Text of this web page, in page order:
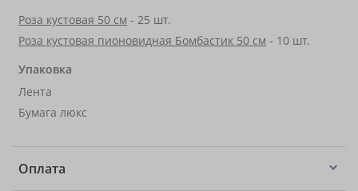
Роза кустовая 50 см - 25 шт.
Роза кустовая пионовидная Бомбастик 50 см - 10 шт.
Упаковка
Лента
Бумага люкс
Оплата